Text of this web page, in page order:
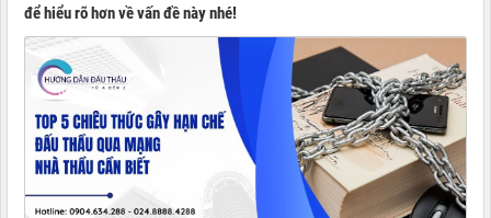
để hiểu rõ hơn về vấn đề này nhé!